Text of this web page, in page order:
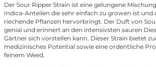
Der Sour Ripper Strain ist eine gelungene
Indica-Anteilen die sehr einfach zu growen ist und
riechende Pflanzen hervorbringt. Der Duft von
genial und erinnert an den intensivsten sauren
Gärtner sich vorstellen kann. Dieser Strain bietet
medizinisches Potential sowie eine ordentliche
feinem Weed.